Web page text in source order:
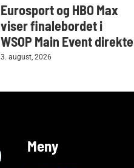
Eurosport og HBO Max
viser finalebordet i
WSOP Main Event direkte
3. august, 2026
Meny